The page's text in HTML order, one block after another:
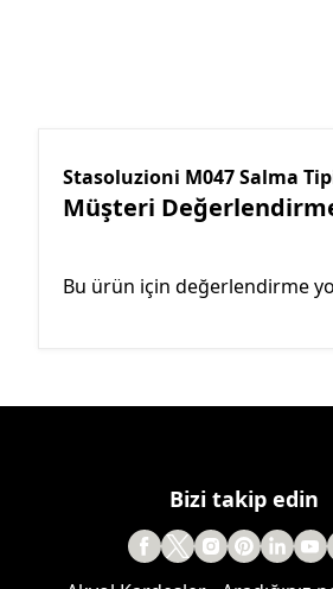
Stasoluzioni M047 Salma
Müşteri
Bu ürün için değerlendirme
Bizi takip edin